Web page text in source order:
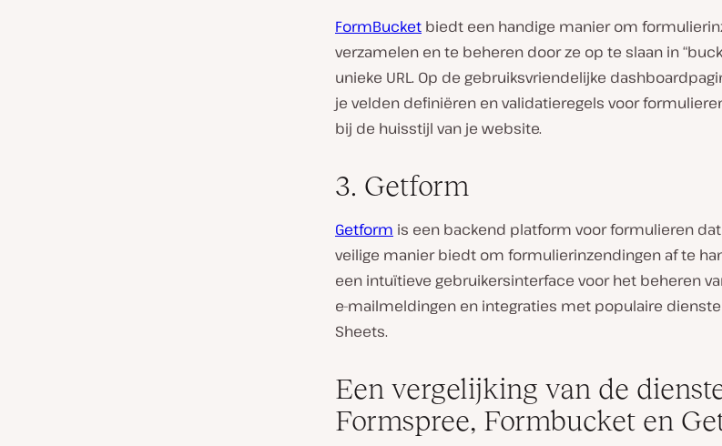
FormBucket biedt een handige manier om
verzamelen en te beheren door ze op te slaan in
unieke URL. Op de gebruiksvriendelijke
je velden definiëren en validatieregels voor
bij de huisstijl van je website.
3. Getform
Getform is een backend platform voor formulieren
veilige manier biedt om formulierinzendingen af te
een intuïtieve gebruikersinterface voor het beheren
e-mailmeldingen en integraties met populaire
Sheets.
Een vergelijking van de
Formspree, Formbucket en